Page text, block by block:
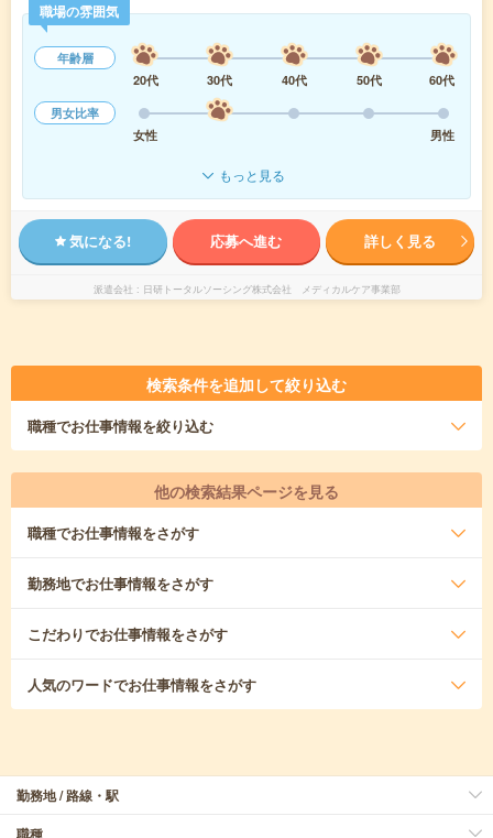
職場の雰囲気
年齢層
20代
30代 40代 50代
60代
男女比率
女性
男性
もっと見る
気になる! 応募へ進む 詳しく見る
派遣会社 日研トータルソーシング株式会社 メディカルケア事業部
検索条件を追加して絞り込む
職種でお仕事情報を絞り込む
他の検索結果ページを見る
職種でお仕事情報をさがす
勤務地でお仕事情報をさがす
こだわりでお仕事情報をさがす
人気のワードでお仕事情報をさがす
勤務地 / 路線・駅
職種